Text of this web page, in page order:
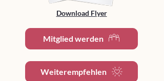
Download Flyer
Mitglied werden
Weiterempfehlen